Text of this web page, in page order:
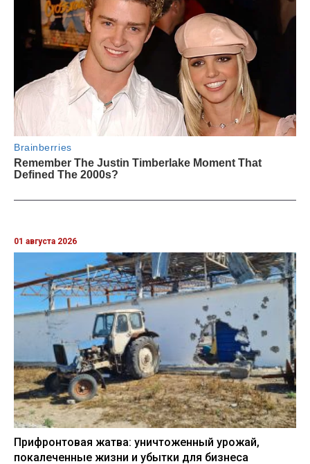
01 августа 2026
Прифронтовая жатва: уничтоженный урожай,
покалеченные жизни и убытки для бизнеса